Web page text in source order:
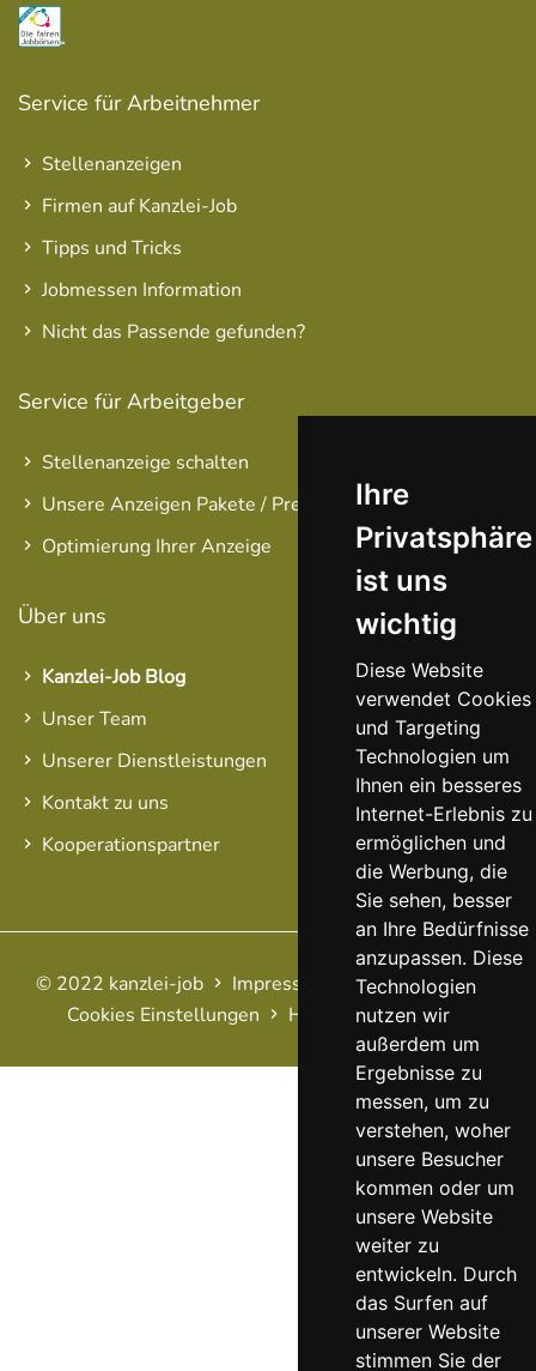
Ihre
Privatsphäre
ist uns
wichtig
Diese Website
verwendet Cookies
und Targeting
Technologien um
Ihnen ein besseres
Internet-Erlebnis zu
ermöglichen und
die Werbung, die
Sie sehen, besser
an Ihre Bedürfnisse
anzupassen. Diese
Technologien
nutzen wir
außerdem um
Ergebnisse zu
messen, um zu
verstehen, woher
unsere Besucher
kommen oder um
unsere Website
weiter zu
entwickeln. Durch
das Surfen auf
unserer Website
stimmen Sie der
Service für Arbeitnehmer
Stellenanzeigen
Firmen auf Kanzlei-Job
Tipps und Tricks
Jobmessen Information
Nicht das Passende gefunden?
Service für Arbeitgeber
Stellenanzeige schalten
Unsere Anzeigen Pakete / Preise
Optimierung Ihrer Anzeige
Über uns
Kanzlei-Job Blog
Unser Team
Unserer Dienstleistungen
Kontakt zu uns
Kooperationspartner
© 2022 kanzlei-job Impressum AGB
Datenschutz
Cookies Einstellungen
Haftungsausschluss